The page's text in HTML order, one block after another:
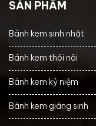
SẢN PHẨM
Bánh kem sinh nhật
Bánh kem thôi nôi
Bánh kem kỷ niệm
Bánh kem giáng sinh